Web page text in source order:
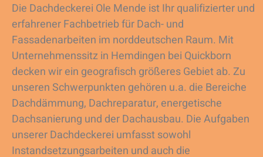
Die Dachdeckerei Ole Mende ist Ihr qualifizierter und
erfahrener Fachbetrieb für Dach- und
Fassadenarbeiten im norddeutschen Raum. Mit
Unternehmenssitz in Hemdingen bei Quickborn
decken wir ein geografisch größeres Gebiet ab. Zu
unseren Schwerpunkten gehören u.a. die Bereiche
Dachdämmung, Dachreparatur, energetische
Dachsanierung und der Dachausbau. Die Aufgaben
unserer Dachdeckerei umfasst sowohl
Instandsetzungsarbeiten und auch die